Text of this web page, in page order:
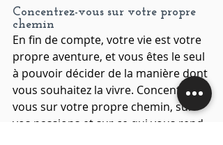
Concentrez-vous sur votre propre
chemin
En fin de compte, votre vie est votre
propre aventure, et vous êtes le seul
à pouvoir décider de la manière dont
vous souhaitez la vivre. Concentrez-
vous sur votre propre chemin, sur
vos passions et sur ce qui vous rend